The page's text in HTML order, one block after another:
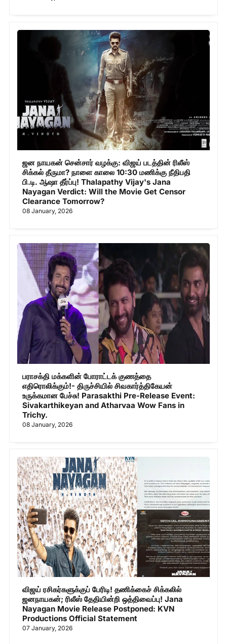
ஜன நாயகன் சென்சார் வழக்கு: விஜய் படத்தின் ரிலீஸ்
சிக்கல் தீருமா? நாளை காலை 10:30 மணிக்கு நீதிபதி
பி.டி. ஆஷா தீர்ப்பு! Thalapathy Vijay's Jana
Nayagan Verdict: Will the Movie Get Censor
Clearance Tomorrow?
08 January, 2026
பராசக்தி மக்களின் போராட்டக் குணத்தை
எதிரொலிக்கும்!- திருச்சியில் சிவகார்த்திகேயன்
உருக்கமான பேச்சு! Parasakthi Pre-Release Event:
Sivakarthikeyan and Atharvaa Wow Fans in
Trichy.
08 January, 2026
விஜய் ரசிகர்களுக்குப் பேரிடி! தணிக்கைச் சிக்கலில்
ஜனநாயகன்; ரிலீஸ் தேதியின்றி ஒத்திவைப்பு! Jana
Nayagan Movie Release Postponed: KVN
Productions Official Statement
07 January, 2026